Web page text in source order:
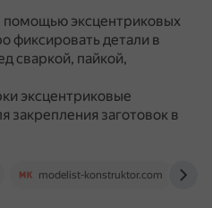
помощью эксцентриковых
фиксировать детали в
сваркой, пайкой,
эксцентриковые
заготовок в
modelist-konstruktor.com